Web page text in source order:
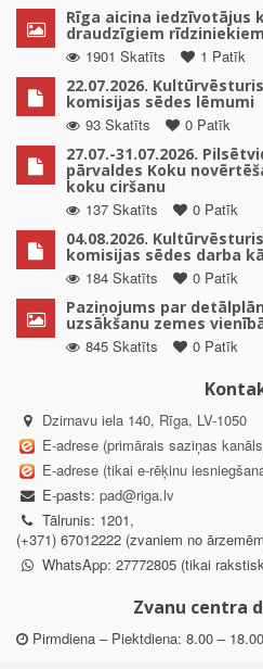
Rīga aicina iedzīvotājus
draudzīgiem
1901 Skatīts
1 Patīk
22.07.2026.
komisijas sēdes lēmumi
93 Skatīts
0 Patīk
27.07.-31.07.2026.
pārvaldes Koku
koku ciršanu
137 Skatīts
0 Patīk
04.08.2026.
komisijas sēdes darba
184 Skatīts
0 Patīk
Paziņojums par
uzsākšanu zemes
845 Skatīts
0 Patīk
Dzirnavu iela 140, Rīga, LV-1050
E-adrese (primārais saziņas
E-adrese (tikai e-rēķinu
E-pasts: pad@riga.lv
Tālrunis: 1201,
(+371) 67012222 (zvaniem no
WhatsApp: 27772805 (tikai
Zvanu centra
Pirmdiena – Piektdiena: 8.00 – 18.00